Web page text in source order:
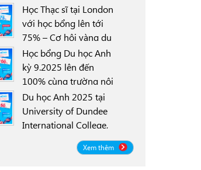
University of North
Texas (UNT)
Học Thạc sĩ tại London
với học bổng lên tới
75% – Cơ hội vàng du
học Anh 2025
Học bổng Du học Anh
kỳ 9.2025 lên đến
100% cùng trường nội
trú Worthgate School
Canterbury
Du học Anh 2025 tại
University of Dundee
International College,
Scotland ICD - Lộ trình
linh hoạt, học bổng
Xem thêm